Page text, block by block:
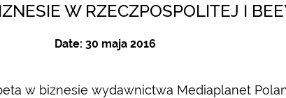
W RZECZPOSPOLITEJ I
Date: 30 maja 2016
w biznesie wydawnictwa Mediaplanet